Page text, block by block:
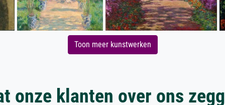
Toon meer kunstwerken
onze klanten over ons